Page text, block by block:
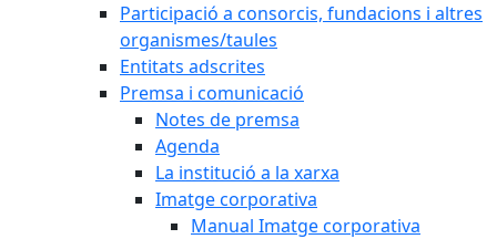
Participació a consorcis, fundacions i altres
organismes/taules
Entitats adscrites
Premsa i comunicació
Notes de premsa
Agenda
La institució a la xarxa
Imatge corporativa
Manual Imatge corporativa